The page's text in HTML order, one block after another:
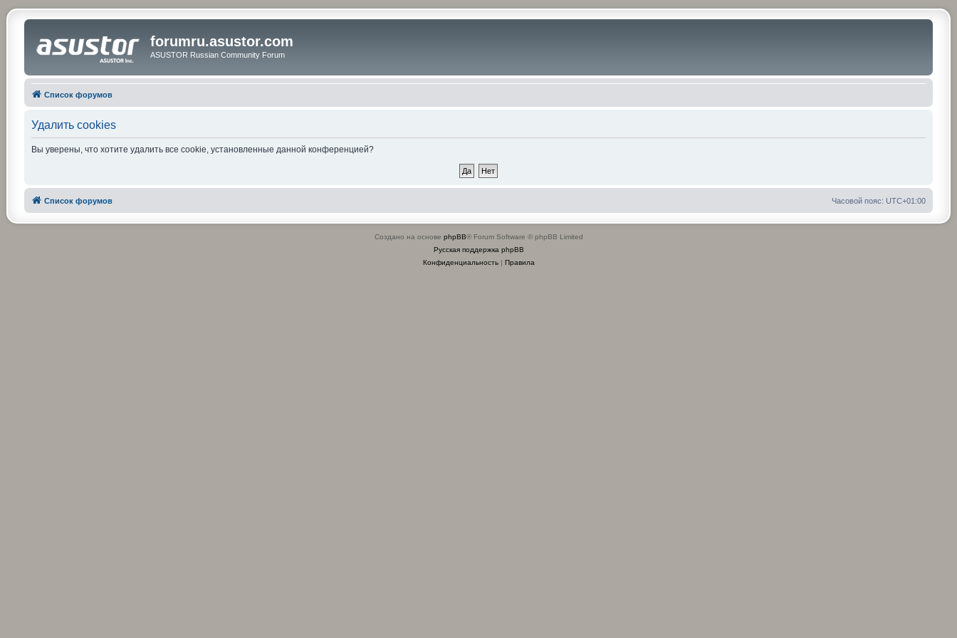
forumru.asustor.com
ASUSTOR Russian Community Forum
Список форумов
Удалить cookies
Вы уверены, что хотите удалить все cookie, установленные данной конференцией?
Список форумов Часовой пояс: UTC+01:00
Создано на основе phpBB® Forum Software © phpBB Limited
Русская поддержка phpBB
Конфиденциальность| Правила